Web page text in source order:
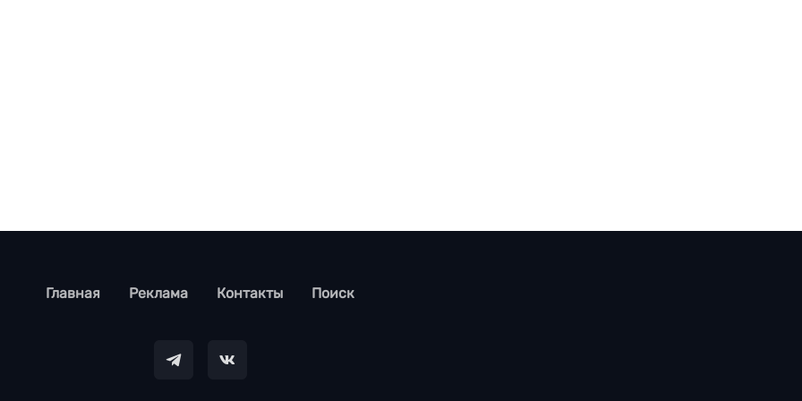
footer
Главная Реклама Контакты Поиск